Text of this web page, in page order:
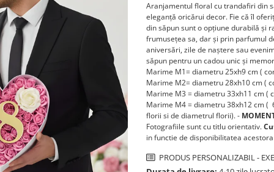
Aranjamentul floral cu trandafiri din
eleganță oricărui decor. Fie că îl
din săpun sunt o opțiune durabilă și
frumusețea sa, dar și prin parfumul
aniversări, zile de naștere sau
săpun pentru un cadou unic și
Marime M1= diametru 25xh9 cm (
Marime M2= diametru 28xh10 cm (
Marime M3 = diametru 33xh11 cm (
Marime M4 = diametru 38xh12 cm (
florii si de diametrul florii). -
Fotografiile sunt cu titlu orientativ.
in functie de disponibilitatea acestora
PRODUS PERSONALIZABIL -